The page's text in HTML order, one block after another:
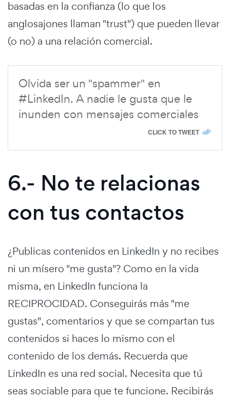
basadas en la confianza (lo que los
anglosajones llaman "trust") que pueden llevar
(o no) a una relación comercial.
Olvida ser un "spammer" en
#LinkedIn. A nadie le gusta que le
inunden con mensajes comerciales
CLICK TO TWEET
6.- No te relacionas
con tus contactos
¿Publicas contenidos en LinkedIn y no recibes
ni un mísero "me gusta"? Como en la vida
misma, en LinkedIn funciona la
RECIPROCIDAD. Conseguirás más "me
gustas", comentarios y que se compartan tus
contenidos si haces lo mismo con el
contenido de los demás. Recuerda que
LinkedIn es una red social. Necesita que tú
seas sociable para que te funcione. Recibirás